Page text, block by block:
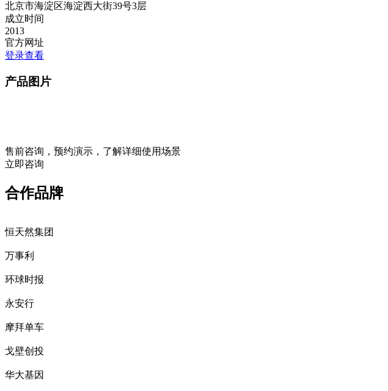
北京市海淀区海淀西大街39号3层
成立时间
2013
官方网址
登录查看
产品图片
售前咨询，预约演示，了解详细使用场景
立即咨询
合作品牌
恒天然集团
万事利
环球时报
永安行
摩拜单车
戈壁创投
华大基因